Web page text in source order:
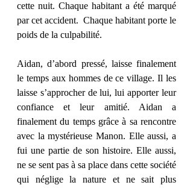
cette nuit. Chaque habitant a été marqué
par cet accident.  Chaque habitant porte le
poids de la culpabilité.
Aidan, d’abord pressé, laisse finalement
le temps aux hommes de ce village. Il les
laisse s’approcher de lui, lui apporter leur
confiance et leur amitié. Aidan a
finalement du temps grâce à sa rencontre
avec la mystérieuse Manon. Elle aussi, a
fui une partie de son histoire. Elle aussi,
ne se sent pas à sa place dans cette société
qui néglige la nature et ne sait plus